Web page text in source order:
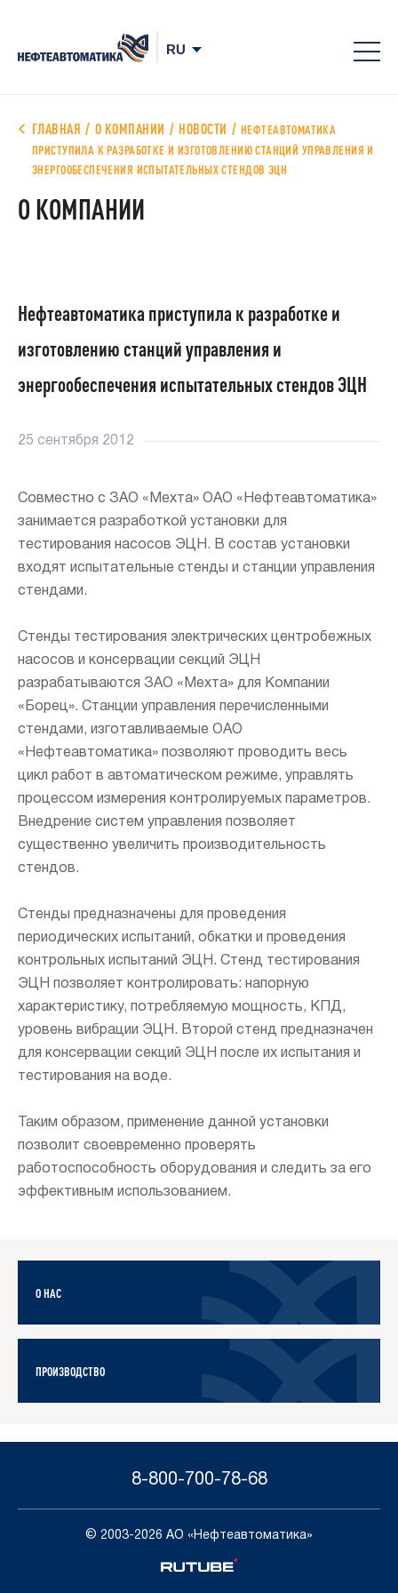
78-
ГЛАВНАЯ О КОМПАНИИ НОВОСТИ
НЕФТЕАВТОМАТИКА
ПРИСТУПИЛА К РАЗРАБОТКЕ И ИЗГОТОВЛЕНИЮ СТАНЦИЙ УПРАВЛЕНИЯ И
ЭНЕРГООБЕСПЕЧЕНИЯ ИСПЫТАТЕЛЬНЫХ СТЕНДОВ ЭЦН
О КОМПАНИИ
Нефтеавтоматика приступила к разработке и
изготовлению станций управления и
энергообеспечения испытательных стендов ЭЦН
25 сентября 2012
Совместно с ЗАО «Мехта» ОАО «Нефтеавтоматика»
занимается разработкой установки для
тестирования насосов ЭЦН. В состав установки
входят испытательные стенды и станции управления
стендами.
Стенды тестирования электрических центробежных
насосов и консервации секций ЭЦН
разрабатываются ЗАО «Мехта» для Компании
«Борец». Станции управления перечисленными
стендами, изготавливаемые ОАО
«Нефтеавтоматика» позволяют проводить весь
цикл работ в автоматическом режиме, управлять
процессом измерения контролируемых параметров.
Внедрение систем управления позволяет
существенно увеличить производительность
стендов.
Стенды предназначены для проведения
периодических испытаний, обкатки и проведения
контрольных испытаний ЭЦН. Стенд тестирования
ЭЦН позволяет контролировать: напорную
характеристику, потребляемую мощность, КПД,
уровень вибрации ЭЦН. Второй стенд предназначен
для консервации секций ЭЦН после их испытания и
тестирования на воде.
Таким образом, применение данной установки
позволит своевременно проверять
работоспособность оборудования и следить за его
эффективным использованием.
О НАС
ПРОИЗВОДСТВО
8-800-700-78-68
© 2003-2026 АО «Нефтеавтоматика»